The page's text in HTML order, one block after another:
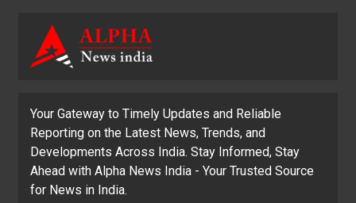
Your Gateway to Timely Updates and Reliable
Reporting on the Latest News, Trends, and
Developments Across India. Stay Informed, Stay
Ahead with Alpha News India - Your Trusted Source
for News in India.